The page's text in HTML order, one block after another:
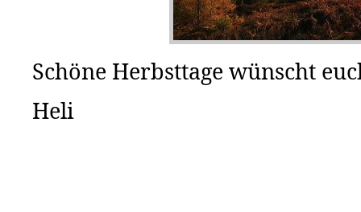
Schöne Herbsttage wünscht
Heli